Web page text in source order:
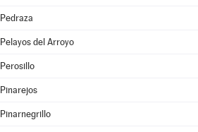
Pedraza
Pelayos del Arroyo
Perosillo
Pinarejos
Pinarnegrillo